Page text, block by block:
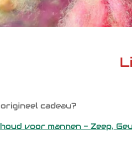
cadeau?
voor mannen - Zeep,